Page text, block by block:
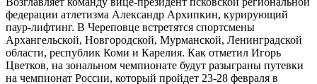
федерации атлетизма Александр Архипкин, курирующий
паур-лифтинг. В Череповце встретятся спортсмены
Архангельской, Новгородской, Мурманской, Ленинградской
области, республик Коми и Карелия. Как отметил Игорь
Цветков, на зональном чемпионате будут разыграны путевки
на чемпионат России, который пройдет 23-28 февраля в